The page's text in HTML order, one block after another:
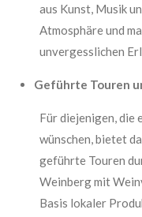
aus Kunst, Musik
Atmosphäre und
unvergesslichen
Geführte Touren
Für diejenigen, die
wünschen, bietet
geführte Touren
Weinberg mit
Basis lokaler